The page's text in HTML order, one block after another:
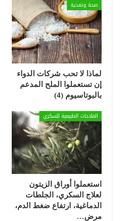
صحة وتغذية
لماذا لا تحب شركات الدواء
إن تستعملوا الملح المدعم
بالبوتاسيوم (4)
العلاجات الطبيعية للسكري
استعملوا أوراق الزيتون
لعلاج السكري، الجلطات
الدماغية، ارتفاع ضغط الدم،
مرض…